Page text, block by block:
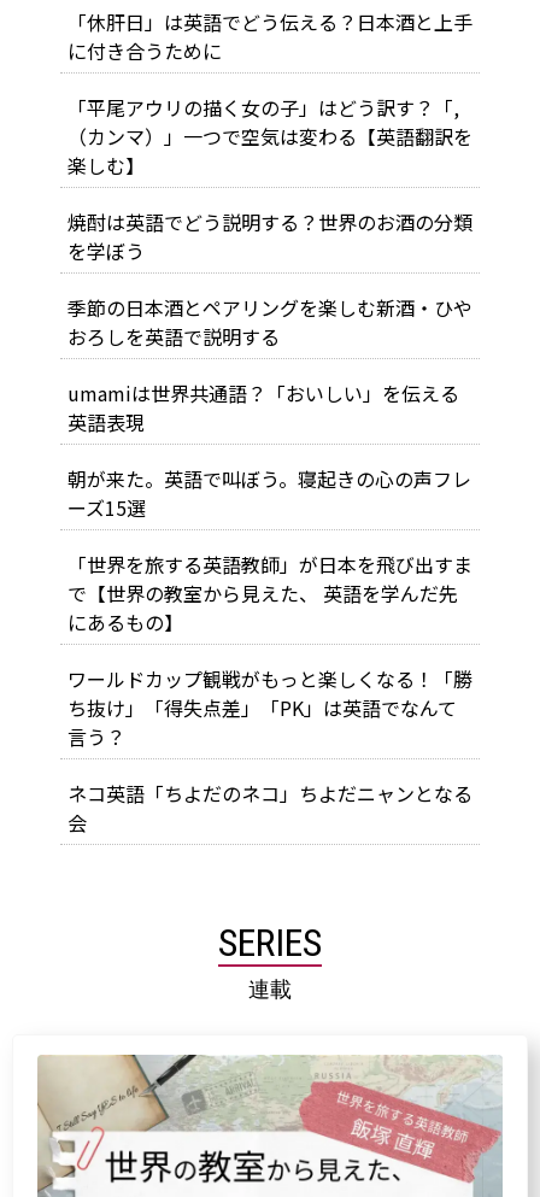
「休肝日」は英語でどう伝える？日本酒と上手
に付き合うために
「平尾アウリの描く女の子」はどう訳す？「,
（カンマ）」一つで空気は変わる【英語翻訳を
楽しむ】
焼酎は英語でどう説明する？世界のお酒の分類
を学ぼう
季節の日本酒とペアリングを楽しむ――新酒・ひや
おろしを英語で説明する
umamiは世界共通語？「おいしい」を伝える
英語表現
朝が来た。英語で叫ぼう。寝起きの心の声フレ
ーズ15選
「世界を旅する英語教師」が日本を飛び出すま
で【世界の教室から見えた、 英語を学んだ先
にあるもの】
ワールドカップ観戦がもっと楽しくなる！「勝
ち抜け」「得失点差」「PK」は英語でなんて
言う？
ネコ英語「ちよだのネコ」ちよだニャンとなる
会
SERIES
連載